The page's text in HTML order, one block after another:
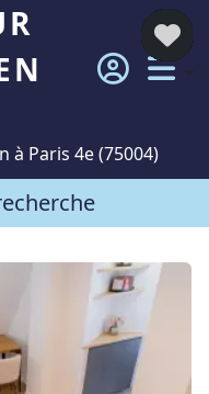
à Paris 4e (75004)